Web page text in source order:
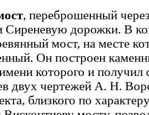
, переброшенный
дорожки. В
мост, на месте
Он построен
которого и получил
двух чертежей А. Н.
близкого по